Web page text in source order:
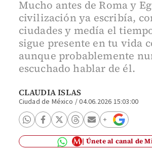
Mucho antes de Roma y
civilización ya escribía,
ciudades y medía el
sigue presente en tu vida
aunque probablemente
escuchado hablar de él.
CLAUDIA ISLAS
Ciudad de México /04.06.2026 15:03:00
Únete al canal de